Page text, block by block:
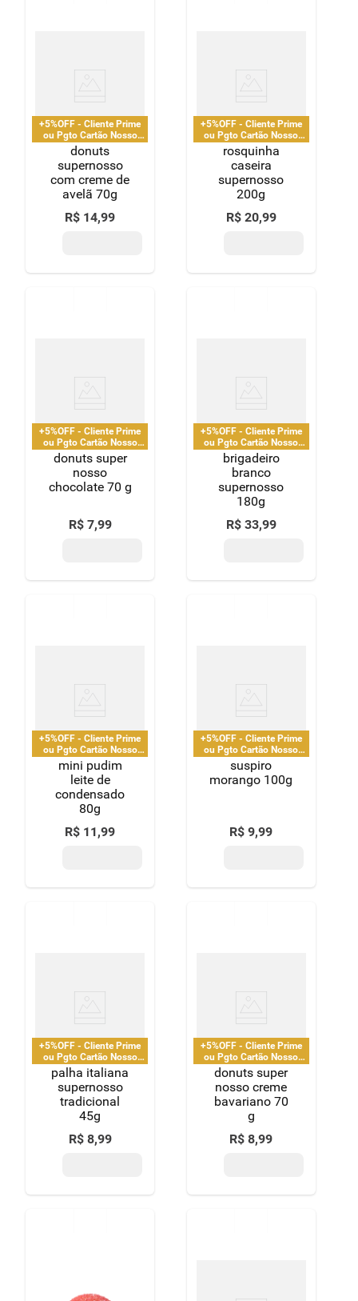
+5%OFF - Cliente Prime
ou Pgto Cartão Nosso
Pay
donuts
supernosso
com creme de
avelã 70g
R$ 14,99
+5%OFF - Cliente Prime
ou Pgto Cartão Nosso
Pay
rosquinha
caseira
supernosso
200g
R$ 20,99
+5%OFF - Cliente Prime
ou Pgto Cartão Nosso
Pay
donuts super
nosso
chocolate 70 g
R$ 7,99
+5%OFF - Cliente Prime
ou Pgto Cartão Nosso
Pay
brigadeiro
branco
supernosso
180g
R$ 33,99
+5%OFF - Cliente Prime
ou Pgto Cartão Nosso
Pay
mini pudim
leite de
condensado
80g
R$ 11,99
+5%OFF - Cliente Prime
ou Pgto Cartão Nosso
Pay
suspiro
morango 100g
R$ 9,99
+5%OFF - Cliente Prime
ou Pgto Cartão Nosso
Pay
palha italiana
supernosso
tradicional
45g
R$ 8,99
+5%OFF - Cliente Prime
ou Pgto Cartão Nosso
Pay
donuts super
nosso creme
bavariano 70
g
R$ 8,99